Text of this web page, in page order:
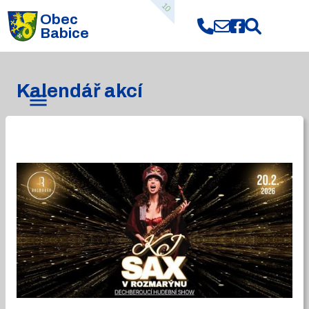
Obec
Babice
10
Kalendář akcí